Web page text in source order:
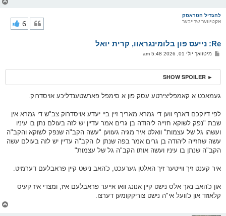
להגדיל הטראסק
אקטיווער שרייבער
Re: נייעס פון בלומינגראוו, קרית יואל
6
פ
ס
ט
מיטוואך יולי 01, 2026 5:48 am
► SHOW SPOILER
געמאכט א קאמפליצירטע עסק פון א סימפל פארשטענדליכע אויסדרוק.
לפי דיוקכם דארף ווען די גמרא מאריך זיין ביי יעדע אויסדרוק צב"ש די גמרא אין
שבת "נפק לשוקא חזייה ליהודה בן גרים אמר עדיין יש לזה בעולם נתן בו עיניו
ועשהו גל של עצמות" וואלט איר מגיה געווען "עשה הקב"ה שנפק לשוקא והקב"ה
עשה שחזייה ליהודה בן גרים אמר בפה שנתן לו הקב"ה עדיין יש לזה בעולם עשה
הקב"ה שנתן בו עיניו ועשה אותו הקב"ה גל של עצמות"
איר קענט זיך ווייטער זיך האלטן גערעכט, כ'האב נישט קיין פראבלעם דערמיט.
און כ'האב נאך אלס נישט קיין אנונג וואו אייער פראבלעם איז, ומצדי איז קעיס
קלאוזד און כ'וועל אי"ה נישט צוריקקומען דערצו.